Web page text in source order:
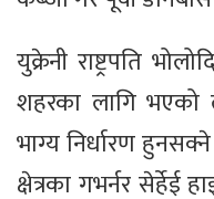
युक्रेनी राष्ट्रपति
शहरका लागि भएको
भाग्य निर्धारण
क्षेत्रका गभर्नर